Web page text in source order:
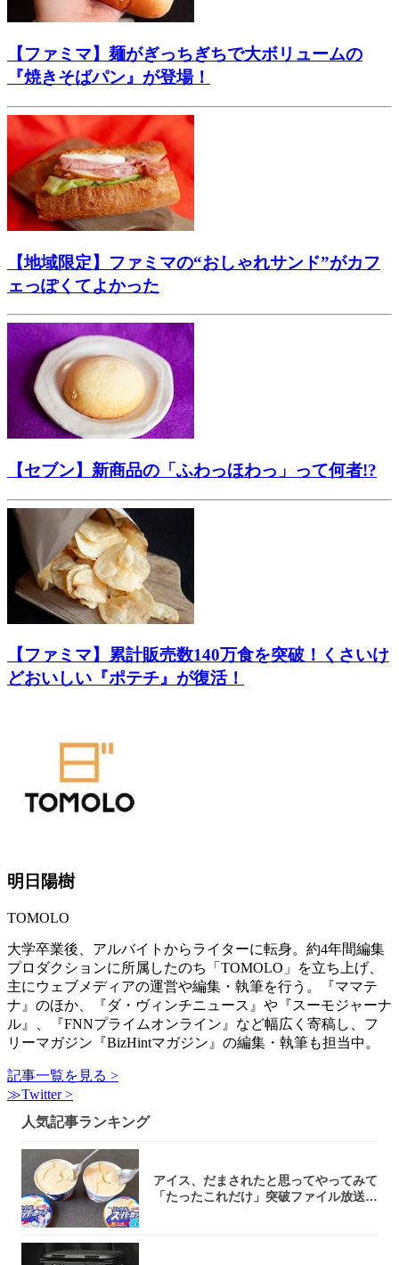
【ファミマ】麺がぎっちぎちで大ボリュームの
『焼きそばパン』が登場！
【地域限定】ファミマの“おしゃれサンド”がカフ
ェっぽくてよかった
【セブン】新商品の「ふわっほわっ」って何者!?
【ファミマ】累計販売数140万食を突破！くさいけ
どおいしい『ポテチ』が復活！
明日陽樹
TOMOLO
大学卒業後、アルバイトからライターに転身。約4年間編集
プロダクションに所属したのち「TOMOLO」を立ち上げ、
主にウェブメディアの運営や編集・執筆を行う。『ママテ
ナ』のほか、『ダ・ヴィンチニュース』や『スーモジャーナ
ル』、『FNNプライムオンライン』など幅広く寄稿し、フ
リーマガジン『BizHintマガジン』の編集・執筆も担当中。
記事一覧を見る >
≫Twitter >
人気記事ランキング
アイス、だまされたと思ってやってみて
「たったこれだけ」突破ファイル放送で